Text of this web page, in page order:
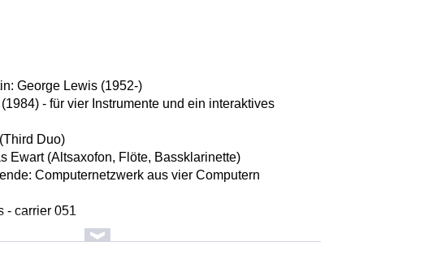
George Lewis (1952-)
- für vier Instrumente und ein interaktives
Duo)
Ewart (Altsaxofon, Flöte, Bassklarinette)
Computernetzwerk aus vier Computern
- carrier 051
George Lewis (1952-)